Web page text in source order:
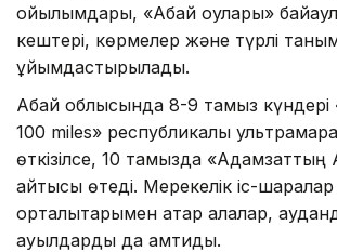
қойылымдары, «Абай оқулары»
кештері, көрмелер және түрлі
ұйымдастырылады.
Абай облысында 8-9 тамыз күндері
100 miles» республикалық
өткізілсе, 10 тамызда «Адамзаттың
айтысы өтеді. Мерекелік іс-
орталықтарымен қатар қалалар,
ауылдарды да қамтиды.